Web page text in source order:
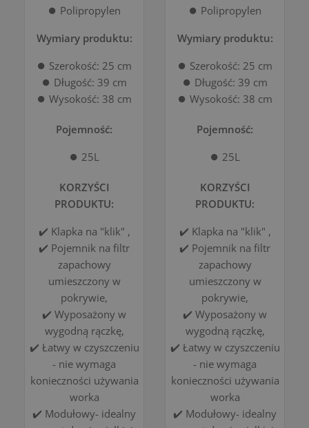
⏺️ Polipropylen
Wymiary produktu:
⏺️ Szerokość: 25 cm
⏺️ Długość: 39 cm
⏺️ Wysokość: 38 cm
Pojemność:
⏺️ 25L
KORZYŚCI
PRODUKTU:
✔️ Klapka na "klik" ,
✔️ Pojemnik na filtr
zapachowy
umieszczony w
pokrywie,
✔️ Wyposażony w
wygodną rączkę,
✔️ Łatwy w czyszczeniu
- nie wymaga
konieczności używania
worka
✔️ Modułowy- idealny
⏺️ Polipropylen
Wymiary produktu:
⏺️ Szerokość: 25 cm
⏺️ Długość: 39 cm
⏺️ Wysokość: 38 cm
Pojemność:
⏺️ 25L
KORZYŚCI
PRODUKTU:
✔️ Klapka na "klik" ,
✔️ Pojemnik na filtr
zapachowy
umieszczony w
pokrywie,
✔️ Wyposażony w
wygodną rączkę,
✔️ Łatwy w czyszczeniu
- nie wymaga
konieczności używania
worka
✔️ Modułowy- idealny